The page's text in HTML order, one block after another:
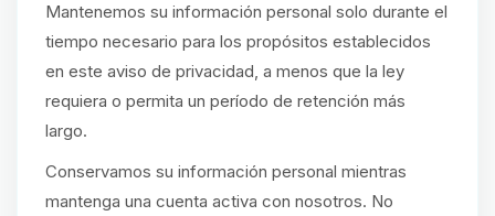
Mantenemos su información personal solo durante el
tiempo necesario para los propósitos establecidos
en este aviso de privacidad, a menos que la ley
requiera o permita un período de retención más
largo.
Conservamos su información personal mientras
mantenga una cuenta activa con nosotros. No